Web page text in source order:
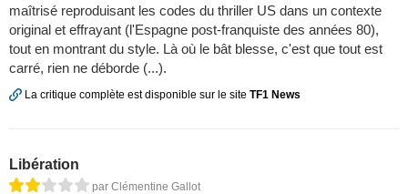
maîtrisé reproduisant les codes du thriller US dans un contexte
original et effrayant (l'Espagne post-franquiste des années 80),
tout en montrant du style. Là où le bât blesse, c'est que tout est
carré, rien ne déborde (...).
La critique complète est disponible sur le site TF1 News
Libération
par Clémentine Gallot